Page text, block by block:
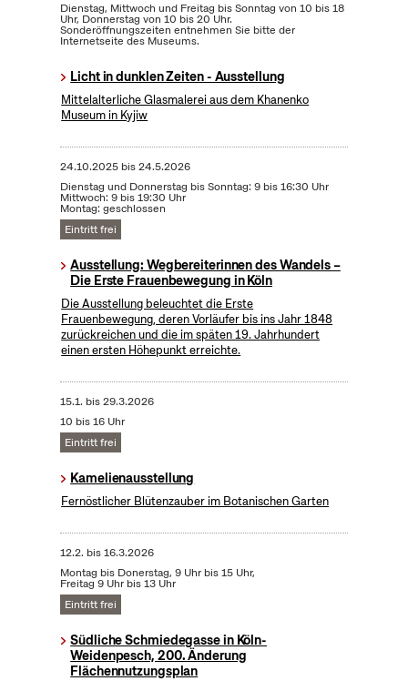
Dienstag, Mittwoch und Freitag bis Sonntag von 10 bis 18
Uhr, Donnerstag von 10 bis 20 Uhr.
Sonderöffnungszeiten entnehmen Sie bitte der
Internetseite des Museums.
Licht in dunklen Zeiten - Ausstellung
Mittelalterliche Glasmalerei aus dem Khanenko
Museum in Kyjiw
24.10.2025bis24.5.2026
Dienstag und Donnerstag bis Sonntag: 9 bis 16:30 Uhr
Mittwoch: 9 bis 19:30 Uhr
Montag: geschlossen
Eintritt frei
Ausstellung: Wegbereiterinnen des Wandels –
Die Erste Frauenbewegung in Köln
Die Ausstellung beleuchtet die Erste
Frauenbewegung, deren Vorläufer bis ins Jahr 1848
zurückreichen und die im späten 19. Jahrhundert
einen ersten Höhepunkt erreichte.
15.1. bis29.3.2026
10 bis 16 Uhr
Eintritt frei
Kamelienausstellung
Fernöstlicher Blütenzauber im Botanischen Garten
12.2. bis16.3.2026
Montag bis Donerstag, 9 Uhr bis 15 Uhr,
Freitag 9 Uhr bis 13 Uhr
Eintritt frei
Südliche Schmiedegasse in Köln-
Weidenpesch, 200. Änderung
Flächennutzungsplan